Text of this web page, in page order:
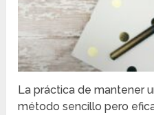
La práctica de mantener
método sencillo pero